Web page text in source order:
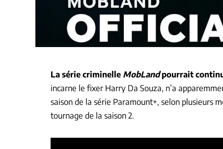
La série criminelle MobLandpourrait
incarne le fixer Harry Da Souza, n’a
saison de la série Paramount+, selon plusieurs
tournage de la saison 2.